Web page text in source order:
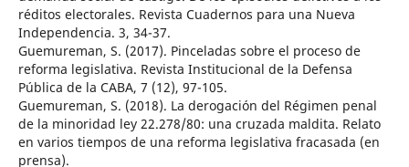
réditos electorales. Revista Cuadernos para una Nueva
Independencia. 3, 34-37.
Guemureman, S. (2017). Pinceladas sobre el proceso de
reforma legislativa. Revista Institucional de la Defensa
Pública de la CABA, 7 (12), 97-105.
Guemureman, S. (2018). La derogación del Régimen penal
de la minoridad ley 22.278/80: una cruzada maldita. Relato
en varios tiempos de una reforma legislativa fracasada (en
prensa).